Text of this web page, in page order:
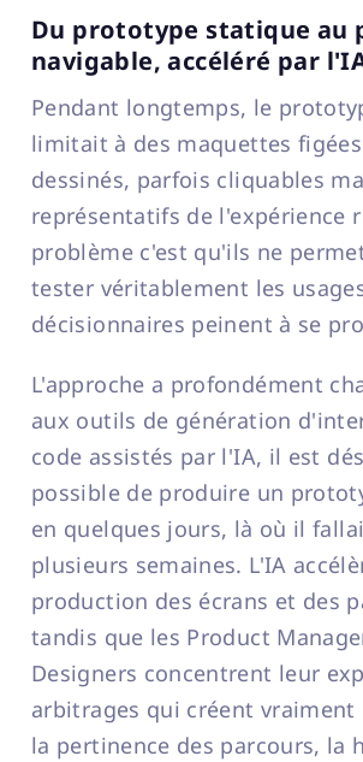
Du prototype statique au
navigable, accéléré par
Pendant longtemps, le
limitait à des maquettes
dessinés, parfois cliquables
représentatifs de l'expérience
problème c'est qu'ils ne
tester véritablement les
décisionnaires peinent à se
L'approche a profondément
aux outils de génération
code assistés par l'IA, il est
possible de produire un
en quelques jours, là où il
plusieurs semaines. L'IA
production des écrans et des
tandis que les Product
Designers concentrent leur
arbitrages qui créent vraiment
la pertinence des parcours, la